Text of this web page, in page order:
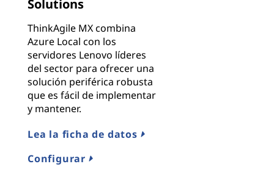
Solutions
ThinkAgile MX combina
Azure Local con los
servidores Lenovo líderes
del sector para ofrecer una
solución periférica robusta
que es fácil de implementar
y mantener.
Lea la ficha de datos
Configurar